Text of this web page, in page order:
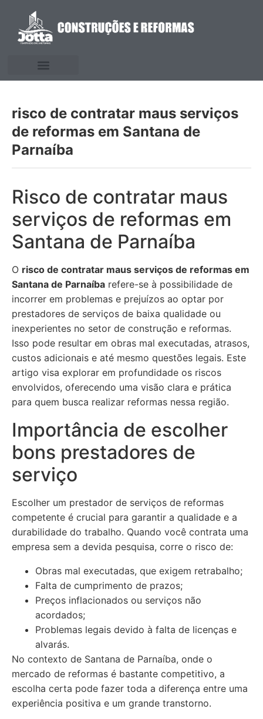
risco de contratar maus serviços
de reformas em Santana de
Parnaíba
Risco de contratar maus
serviços de reformas em
Santana de Parnaíba
O risco de contratar maus serviços de reformas em
Santana de Parnaíba refere-se à possibilidade de
incorrer em problemas e prejuízos ao optar por
prestadores de serviços de baixa qualidade ou
inexperientes no setor de construção e reformas.
Isso pode resultar em obras mal executadas, atrasos,
custos adicionais e até mesmo questões legais. Este
artigo visa explorar em profundidade os riscos
envolvidos, oferecendo uma visão clara e prática
para quem busca realizar reformas nessa região.
Importância de escolher
bons prestadores de
serviço
Escolher um prestador de serviços de reformas
competente é crucial para garantir a qualidade e a
durabilidade do trabalho. Quando você contrata uma
empresa sem a devida pesquisa, corre o risco de:
Obras mal executadas, que exigem retrabalho;
Falta de cumprimento de prazos;
Preços inflacionados ou serviços não
acordados;
Problemas legais devido à falta de licenças e
alvarás.
No contexto de Santana de Parnaíba, onde o
mercado de reformas é bastante competitivo, a
escolha certa pode fazer toda a diferença entre uma
experiência positiva e um grande transtorno.